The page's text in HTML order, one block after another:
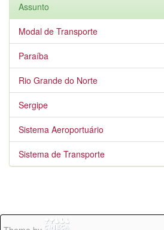
Assunto
Modal de Transporte
Paraíba
Rio Grande do Norte
Sergipe
Sistema Aeroportuário
Sistema de Transporte